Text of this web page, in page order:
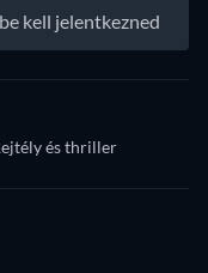
kell jelentkezned
és thriller